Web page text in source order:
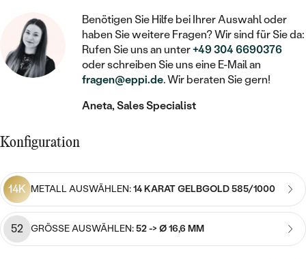
NACH PREIS
GÜNSTIG
LUXURIÖSE
FARBIGE DIAMANTEN ZUM EINFASSEN
NACH EDELSTEIN
MIT FARBIGEN DIAMANTEN
MIT SCHWARZEN DIAMANTEN
SCHMUCKZUBEHÖR
NACH MATERIAL
SILBER
PLATIN
NACH STEIN
NACH STEIN
MIT DIAMANT
MIT EDELSTEIN
PERLENOHRRINGE
NACH PREIS
PREISWERTE
LUXURIÖSE
HERZKETTEN
MIT TIEREN
MIT DIAMANT
MIT EDELSTEIN
PERLENKETTEN
PERSONALISIERT
NACH EDELSTEIN
NACH PREIS
PREISWERTE
Benötigen Sie Hilfe bei Ihrer Auswahl oder
haben Sie weitere Fragen? Wir sind für Sie da:
Rufen Sie uns an unter+49 304 6690376
oder schreiben Sie uns eine E-Mail an
fragen@eppi.de. Wir beraten Sie gern!
Aneta, Sales Specialist
Konfiguration
14K METALL AUSWÄHLEN:14 KARAT GELBGOLD 585/1000
52 GRÖSSE AUSWÄHLEN:52 -> Ø 16,6 MM